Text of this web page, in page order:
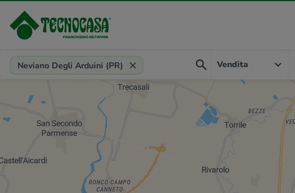
Provincia, comune, zona, riferimento
Neviano Degli Arduini (PR) Vendita